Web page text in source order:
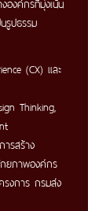
รูปธรรม
(CX) และ
Thinking,
รสร้าง
ยภาพองค์กร
งการ กรมส่ง